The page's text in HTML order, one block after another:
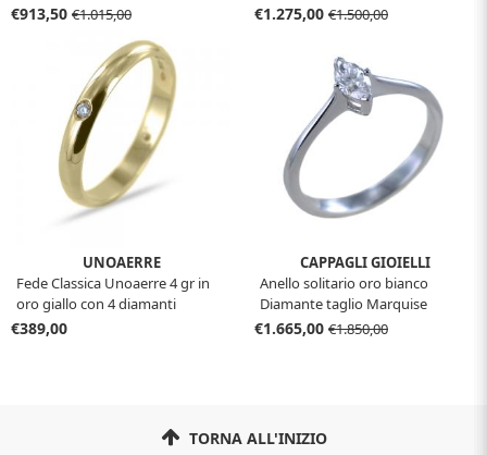
€913,50 €1.015,00 €1.275,00 €1.500,00
UNOAERRE
Fede Classica Unoaerre 4 gr in
oro giallo con 4 diamanti
€389,00
CAPPAGLI GIOIELLI
Anello solitario oro bianco
Diamante taglio Marquise
€1.665,00 €1.850,00
TORNA ALL'INIZIO